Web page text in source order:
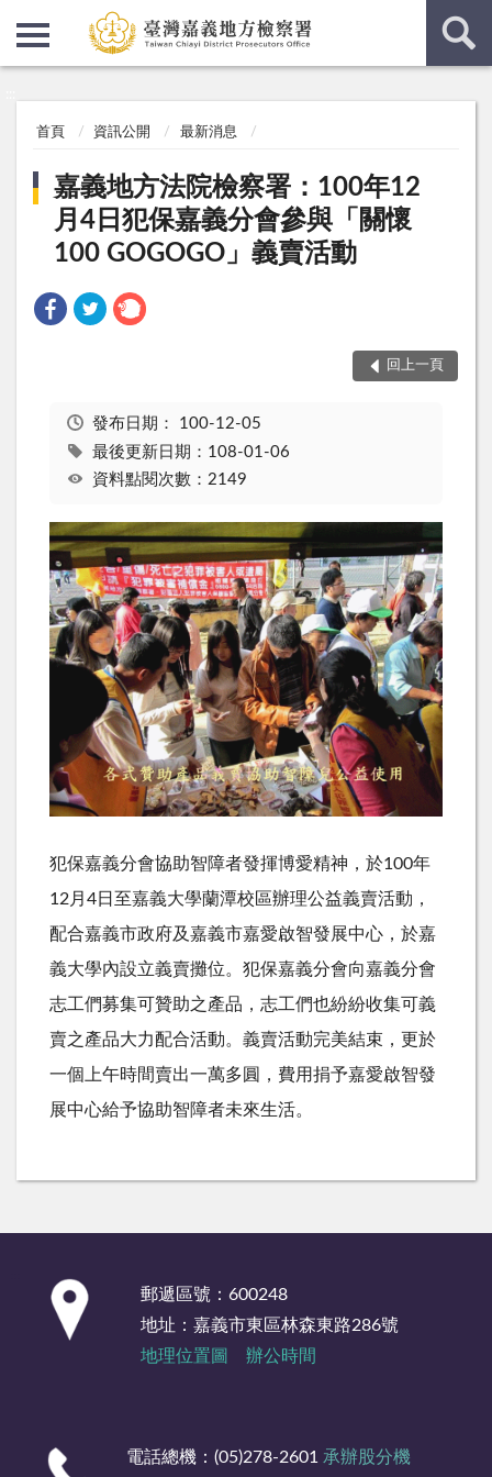
首頁 資訊公開 最新消息
嘉義地方法院檢察署：100年12
月4日犯保嘉義分會參與「關懷
100 GOGOGO」義賣活動
回上一頁
發布日期： 100-12-05
最後更新日期：108-01-06
資料點閱次數：2149
犯保嘉義分會協助智障者發揮博愛精神，於100年
12月4日至嘉義大學蘭潭校區辦理公益義賣活動，
配合嘉義市政府及嘉義市嘉愛啟智發展中心，於嘉
義大學內設立義賣攤位。犯保嘉義分會向嘉義分會
志工們募集可贊助之產品，志工們也紛紛收集可義
賣之產品大力配合活動。義賣活動完美結束，更於
一個上午時間賣出一萬多圓，費用捐予嘉愛啟智發
展中心給予協助智障者未來生活。
郵遞區號：600248
地址：嘉義市東區林森東路286號
地理位置圖
辦公時間
電話總機：(05)278-2601 承辦股分機